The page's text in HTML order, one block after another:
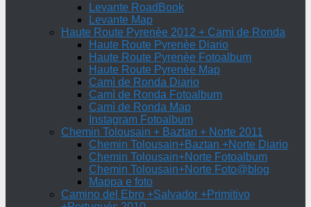
Levante RoadBook
Levante Map
Haute Route Pyrenèe 2012 + Camì de Ronda
Haute Route Pyrenèe Diario
Haute Route Pyrenèe Fotoalbum
Haute Route Pyrenèe Map
Camì de Ronda Diario
Camì de Ronda Fotoalbum
Camì de Ronda Map
Instagram Fotoalbum
Chemin Tolousain + Baztan + Norte 2011
Chemin Tolousain+Baztan +Norte Diario
Chemin Tolousain+Norte Fotoalbum
Chemin Tolousain+Norte Foto@blog
Mappa e foto
Camino del Ebro +Salvador +Primitivo